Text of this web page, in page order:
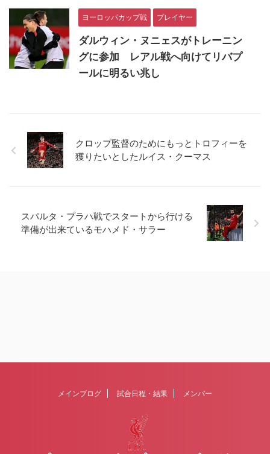
ヨーロッパカップ戦 プレイヤー
ダルウィン・ヌニェスがトレーニン
グに参加 レアル戦へ向けてリバプ
ールに明るい兆し
クロップ監督のためにもっとトロフィーを
獲りたいとしたルイス・クーマス
スパルタ・プラハ戦でスタートから行ける
準備が出来ているモハメド・サラー
メインブログ 試合日程・結果 メンバー